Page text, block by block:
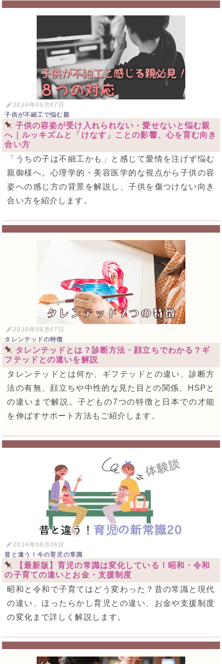
2026年08月07日
子供が不細工で悩む親
子供の容姿が受け入れられない・愛せないと悩む親
へ｜ルッキズムと「けなす」ことの影響、心を育む向き
合い方
「うちの子は不細工かも」と感じて愛情を注げず悩む
親御様へ。心理学的・美容医学的な視点から子供の容
姿への感じ方の背景を解説し、子供を傷つけない向き
合い方を紹介します。
2026年08月07日
タレンテッドの特徴
タレンテッドとは？診断方法・顔立ちでわかる？ギ
フテッドとの違いを解説
タレンテッドとは何か、ギフテッドとの違い、診断方
法の有無、顔立ちや中性的な見た目との関係、HSPと
の違いまで解説。子どもの7つの特徴と日本での才能
を伸ばすサポート方法もご紹介します。
2026年08月06日
昔と違う！今の育児の常識
【最新版】育児の常識は変化している！昭和・令和
の子育ての違いとお金・支援制度
昭和と令和で子育てはどう変わった？昔の常識と現代
の違い、ほったらかし育児との違い、お金や支援制度
の変化まで詳しく解説します。